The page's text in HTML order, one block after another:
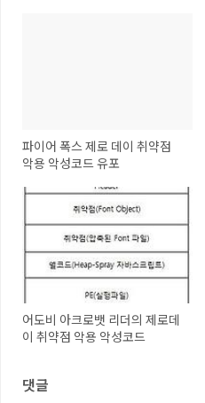
파이어 폭스 제로 데이 취약점
악용 악성코드 유포
어도비 아크로뱃 리더의 제로데
이 취약점 악용 악성코드
댓글